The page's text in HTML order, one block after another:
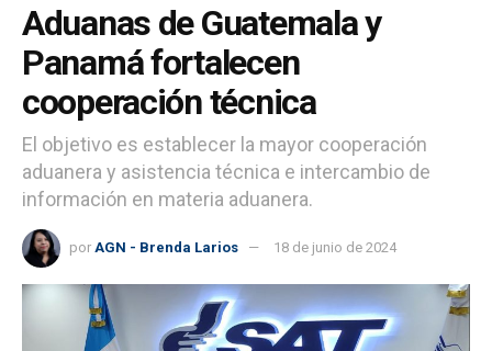
Aduanas de Guatemala y
Panamá fortalecen
cooperación técnica
El objetivo es establecer la mayor cooperación
aduanera y asistencia técnica e intercambio de
información en materia aduanera.
por AGN - Brenda Larios 18 de junio de 2024